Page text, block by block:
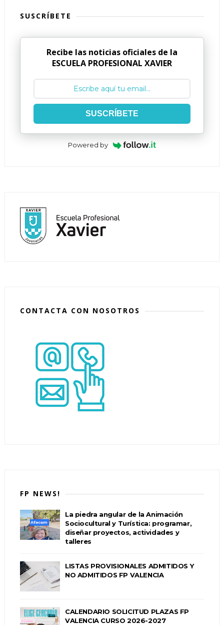
SUSCRÍBETE
Recibe las noticias oficiales de la
ESCUELA PROFESIONAL XAVIER
SUSCRÍBETE
Powered by
CONTACTA CON NOSOTROS
FP NEWS!
La piedra angular de la Animación
Sociocultural y Turística: programar,
diseñar proyectos, actividades y
talleres
LISTAS PROVISIONALES ADMITIDOS Y
NO ADMITIDOS FP VALENCIA
CALENDARIO SOLICITUD PLAZAS FP
VALENCIA CURSO 2026-2027